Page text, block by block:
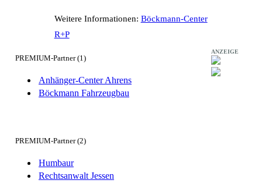
Weitere Informationen: Böckmann-Center
R+P
ANZEIGE
PREMIUM-Partner (1)
Anhänger-Center Ahrens
Böckmann Fahrzeugbau
PREMIUM-Partner (2)
Humbaur
Rechtsanwalt Jessen